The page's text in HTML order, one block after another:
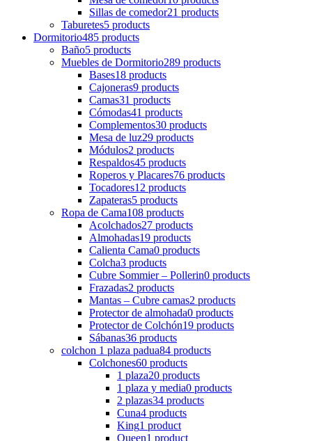
Sillas de comedor21 products
Taburetes5 products
Dormitorio485 products
Baño5 products
Muebles de Dormitorio289 products
Bases18 products
Cajoneras9 products
Camas31 products
Cómodas41 products
Complementos30 products
Mesa de luz29 products
Módulos2 products
Respaldos45 products
Roperos y Placares76 products
Tocadores12 products
Zapateras5 products
Ropa de Cama108 products
Acolchados27 products
Almohadas19 products
Calienta Cama0 products
Colcha3 products
Cubre Sommier – Pollerin0 products
Frazadas2 products
Mantas – Cubre camas2 products
Protector de almohada0 products
Protector de Colchón19 products
Sábanas36 products
colchon 1 plaza padua84 products
Colchones60 products
1 plaza20 products
1 plaza y media0 products
2 plazas34 products
Cuna4 products
King1 product
Queen1 product